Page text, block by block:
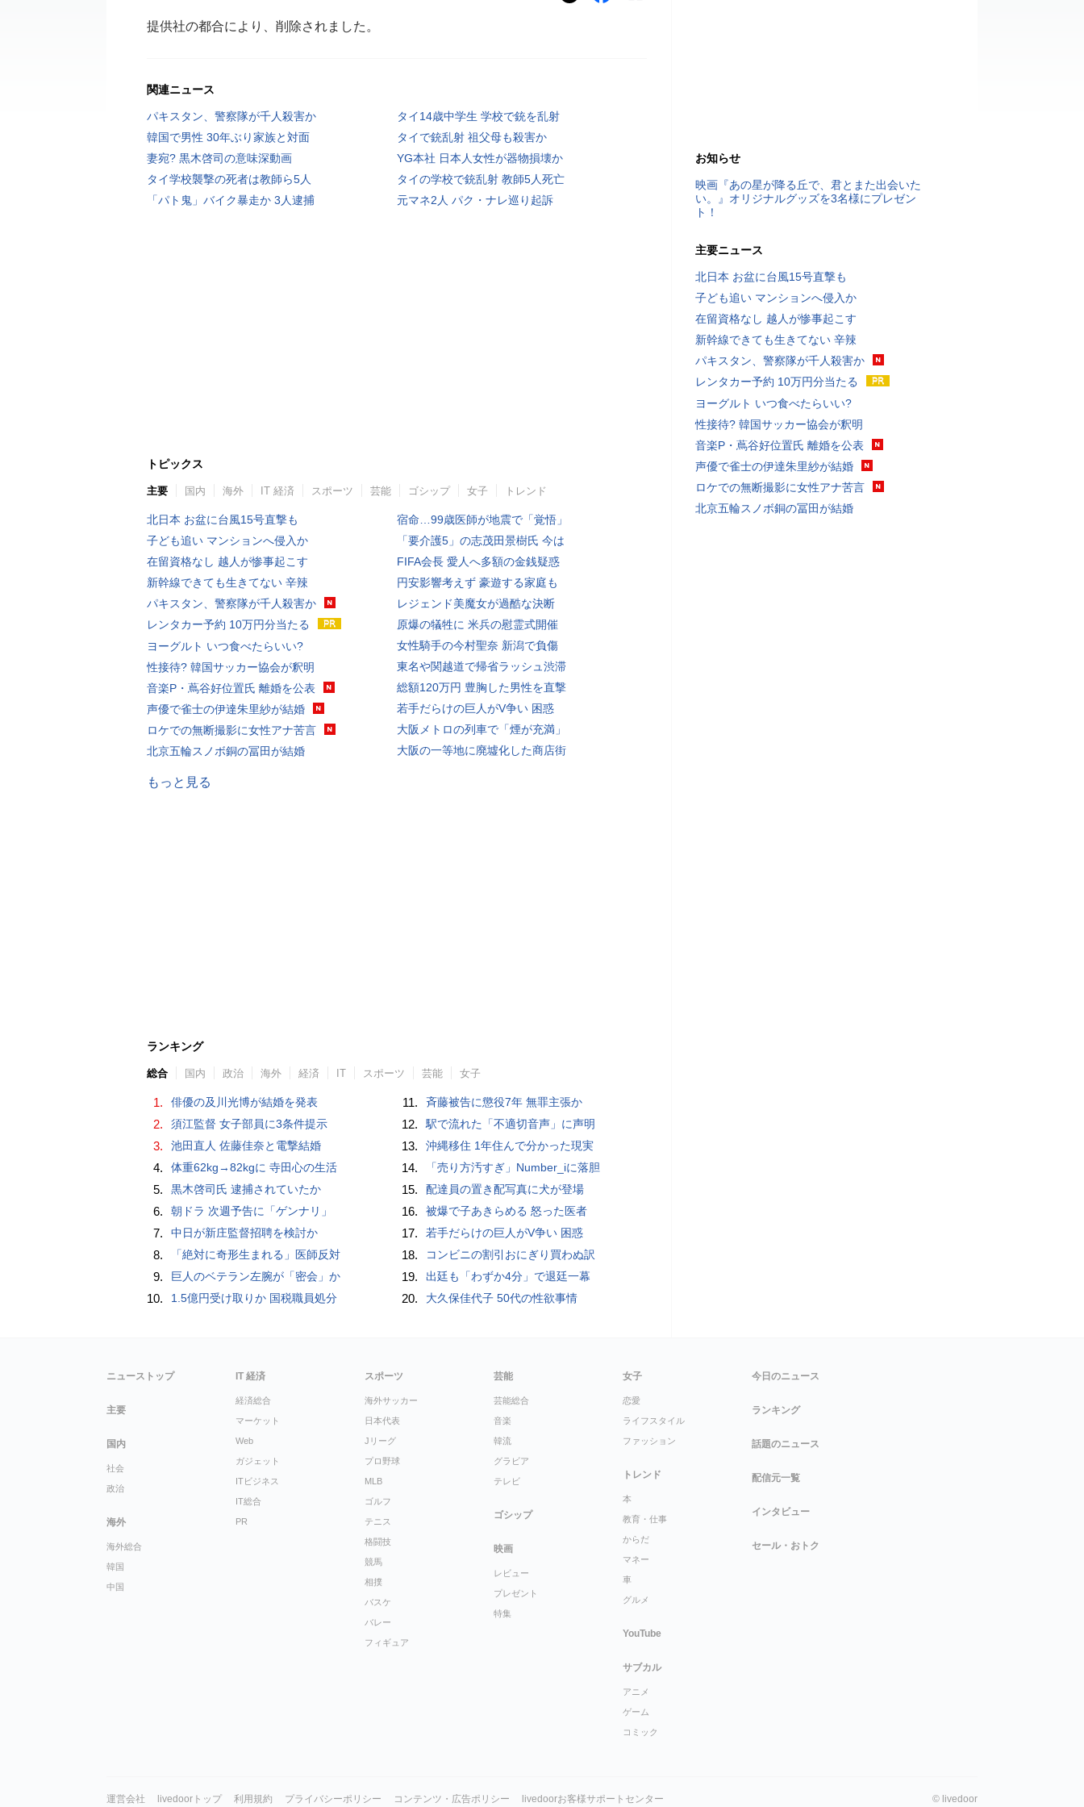
提供社の都合により、削除されました。
関連ニュース
パキスタン、警察隊が千人殺害か
タイ14歳中学生 学校で銃を乱射
韓国で男性 30年ぶり家族と対面
タイで銃乱射 祖父母も殺害か
妻宛? 黒木啓司の意味深動画
YG本社 日本人女性が器物損壊か
タイ学校襲撃の死者は教師ら5人
タイの学校で銃乱射 教師5人死亡
「パト鬼」バイク暴走か 3人逮捕
元マネ2人 パク・ナレ巡り起訴
トピックス
主要 国内 海外 IT 経済 スポーツ 芸能 ゴシップ 女子 トレンド
北日本 お盆に台風15号直撃も
子ども追い マンションへ侵入か
在留資格なし 越人が惨事起こす
新幹線できても生きてない 辛辣
パキスタン、警察隊が千人殺害か
レンタカー予約 10万円分当たる
ヨーグルト いつ食べたらいい?
性接待? 韓国サッカー協会が釈明
音楽P・蔦谷好位置氏 離婚を公表
声優で雀士の伊達朱里紗が結婚
ロケでの無断撮影に女性アナ苦言
北京五輪スノボ銅の冨田が結婚
宿命…99歳医師が地震で「覚悟」
「要介護5」の志茂田景樹氏 今は
FIFA会長 愛人へ多額の金銭疑惑
円安影響考えず 豪遊する家庭も
レジェンド美魔女が過酷な決断
原爆の犠牲に 米兵の慰霊式開催
女性騎手の今村聖奈 新潟で負傷
東名や関越道で帰省ラッシュ渋滞
総額120万円 豊胸した男性を直撃
若手だらけの巨人がV争い 困惑
大阪メトロの列車で「煙が充満」
大阪の一等地に廃墟化した商店街
もっと見る
ランキング
総合 国内 政治 海外 経済 IT スポーツ 芸能 女子
1. 俳優の及川光博が結婚を発表
2. 須江監督 女子部員に3条件提示
3. 池田直人 佐藤佳奈と電撃結婚
4. 体重62kg→82kgに 寺田心の生活
5. 黒木啓司氏 逮捕されていたか
6. 朝ドラ 次週予告に「ゲンナリ」
7. 中日が新庄監督招聘を検討か
8. 「絶対に奇形生まれる」医師反対
9. 巨人のベテラン左腕が「密会」か
10. 1.5億円受け取りか 国税職員処分
11. 斉藤被告に懲役7年 無罪主張か
12. 駅で流れた「不適切音声」に声明
13. 沖縄移住 1年住んで分かった現実
14. 「売り方汚すぎ」Number_iに落胆
15. 配達員の置き配写真に犬が登場
16. 被爆で子あきらめる 怒った医者
17. 若手だらけの巨人がV争い 困惑
18. コンビニの割引おにぎり買わぬ訳
19. 出廷も「わずか4分」で退廷一幕
20. 大久保佳代子 50代の性欲事情
お知らせ
映画『あの星が降る丘で、君とまた出会いた
い。』オリジナルグッズを3名様にプレゼン
ト！
主要ニュース
北日本 お盆に台風15号直撃も
子ども追い マンションへ侵入か
在留資格なし 越人が惨事起こす
新幹線できても生きてない 辛辣
パキスタン、警察隊が千人殺害か
レンタカー予約 10万円分当たる
ヨーグルト いつ食べたらいい?
性接待? 韓国サッカー協会が釈明
音楽P・蔦谷好位置氏 離婚を公表
声優で雀士の伊達朱里紗が結婚
ロケでの無断撮影に女性アナ苦言
北京五輪スノボ銅の冨田が結婚
ニューストップ
主要
国内
社会
政治
海外
海外総合
韓国
中国
IT 経済
経済総合
マーケット
Web
ガジェット
ITビジネス
IT総合
PR
スポーツ
海外サッカー
日本代表
Jリーグ
プロ野球
MLB
ゴルフ
テニス
格闘技
競馬
相撲
バスケ
バレー
フィギュア
芸能
芸能総合
音楽
韓流
グラビア
テレビ
ゴシップ
映画
レビュー
プレゼント
特集
女子
恋愛
ライフスタイル
ファッション
トレンド
本
教育・仕事
からだ
マネー
車
グルメ
YouTube
サブカル
アニメ
ゲーム
コミック
今日のニュース
ランキング
話題のニュース
配信元一覧
インタビュー
セール・おトク
運営会社 livedoorトップ 利用規約 プライバシーポリシー コンテンツ・広告ポリシー livedoorお客様サポートセンター © livedoor